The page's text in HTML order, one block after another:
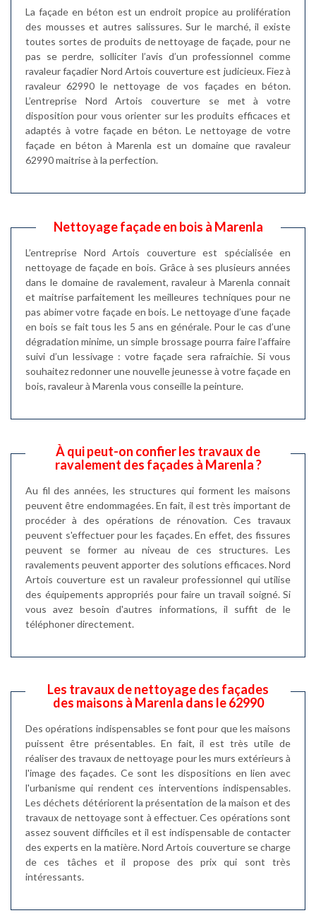
La façade en béton est un endroit propice au prolifération
des mousses et autres salissures. Sur le marché, il existe
toutes sortes de produits de nettoyage de façade, pour ne
pas se perdre, solliciter l’avis d’un professionnel comme
ravaleur façadier Nord Artois couverture est judicieux. Fiez à
ravaleur 62990 le nettoyage de vos façades en béton.
L’entreprise Nord Artois couverture se met à votre
disposition pour vous orienter sur les produits efficaces et
adaptés à votre façade en béton. Le nettoyage de votre
façade en béton à Marenla est un domaine que ravaleur
62990 maitrise à la perfection.
Nettoyage façade en bois à Marenla
L’entreprise Nord Artois couverture est spécialisée en
nettoyage de façade en bois. Grâce à ses plusieurs années
dans le domaine de ravalement, ravaleur à Marenla connait
et maitrise parfaitement les meilleures techniques pour ne
pas abimer votre façade en bois. Le nettoyage d’une façade
en bois se fait tous les 5 ans en générale. Pour le cas d’une
dégradation minime, un simple brossage pourra faire l’affaire
suivi d’un lessivage : votre façade sera rafraichie. Si vous
souhaitez redonner une nouvelle jeunesse à votre façade en
bois, ravaleur à Marenla vous conseille la peinture.
À qui peut-on confier les travaux de
ravalement des façades à Marenla ?
Au fil des années, les structures qui forment les maisons
peuvent être endommagées. En fait, il est très important de
procéder à des opérations de rénovation. Ces travaux
peuvent s'effectuer pour les façades. En effet, des fissures
peuvent se former au niveau de ces structures. Les
ravalements peuvent apporter des solutions efficaces. Nord
Artois couverture est un ravaleur professionnel qui utilise
des équipements appropriés pour faire un travail soigné. Si
vous avez besoin d'autres informations, il suffit de le
téléphoner directement.
Les travaux de nettoyage des façades
des maisons à Marenla dans le 62990
Des opérations indispensables se font pour que les maisons
puissent être présentables. En fait, il est très utile de
réaliser des travaux de nettoyage pour les murs extérieurs à
l'image des façades. Ce sont les dispositions en lien avec
l'urbanisme qui rendent ces interventions indispensables.
Les déchets détériorent la présentation de la maison et des
travaux de nettoyage sont à effectuer. Ces opérations sont
assez souvent difficiles et il est indispensable de contacter
des experts en la matière. Nord Artois couverture se charge
de ces tâches et il propose des prix qui sont très
intéressants.